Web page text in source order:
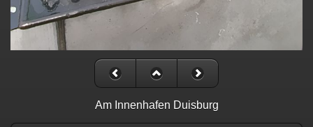
Am Innenhafen Duisburg